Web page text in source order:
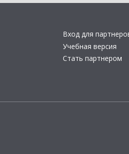
Вход для
Учебная версия
Стать партнером